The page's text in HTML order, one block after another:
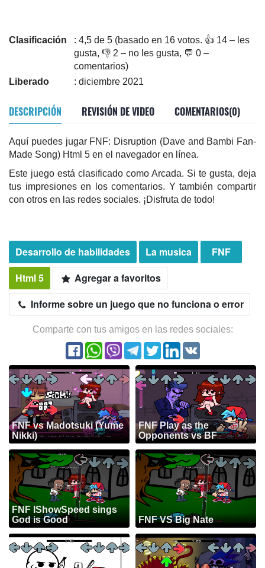
Clasificación
: 4,5 de 5 (basado en 16 votos. 👍 14 – les
gusta, 👎 2 – no les gusta, 💬 0 –
comentarios)
Liberado
: diciembre 2021
DESCRIPCIÓN REVISIÓN DE VIDEO COMENTARIOS(0)
Aquí puedes jugar FNF: Disruption (Dave and Bambi Fan-
Made Song) Html 5 en el navegador en línea.
Este juego está clasificado como Arcada. Si te gusta, deja
tus impresiones en los comentarios. Y también compartir
con otros en las redes sociales. ¡Disfruta de todo!
Desarrollo de habilidades La musica
FNF
Html 5
Agregar a favoritos
Informe sobre un juego que no funciona o error
Comparte con tus amigos en las redes sociales:
FNF vs Madotsuki (Yume
Nikki)
FNF Play as the
Opponents vs BF
FNF IShowSpeed sings
God is Good
FNF VS Big Nate